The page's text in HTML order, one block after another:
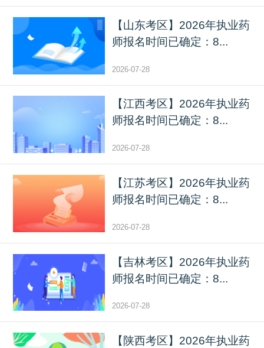
【山东考区】2026年执业药
师报名时间已确定：8...
2026-07-28
【江西考区】2026年执业药
师报名时间已确定：8...
2026-07-28
【江苏考区】2026年执业药
师报名时间已确定：8...
2026-07-28
【吉林考区】2026年执业药
师报名时间已确定：8...
2026-07-28
【陕西考区】2026年执业药